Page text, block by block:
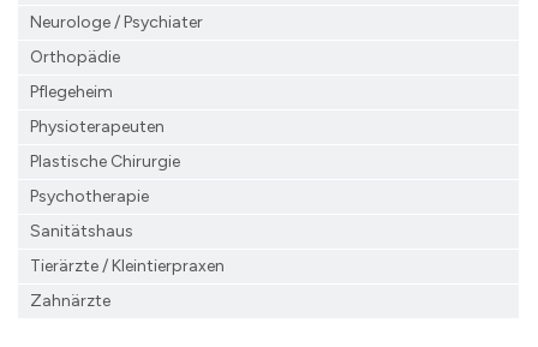
Neurologe / Psychiater
Orthopädie
Pflegeheim
Physioterapeuten
Plastische Chirurgie
Psychotherapie
Sanitätshaus
Tierärzte / Kleintierpraxen
Zahnärzte